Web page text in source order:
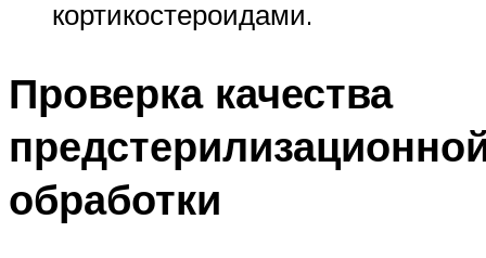
кортикостероидами.
Проверка качества
обработки